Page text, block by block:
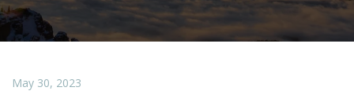
May 30, 2023